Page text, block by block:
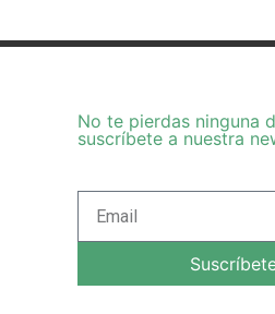
No te pierdas ninguna
suscríbete a nuestra